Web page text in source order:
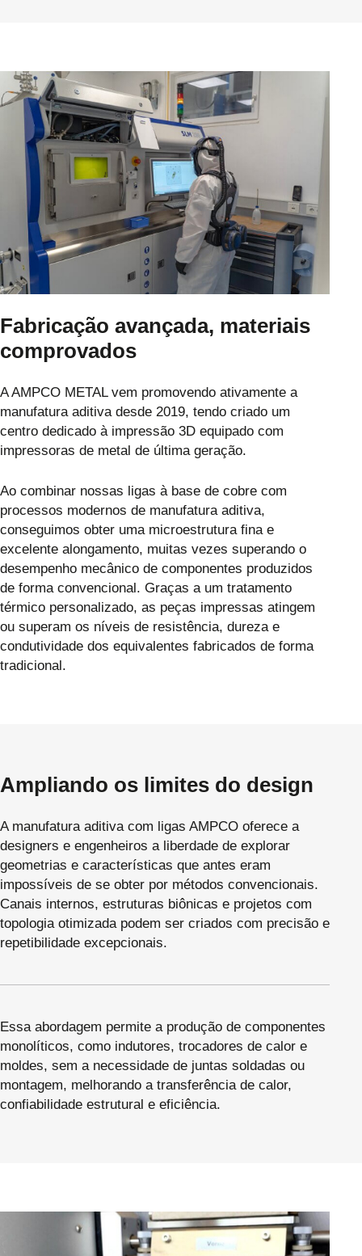
Fabricação avançada, materiais
comprovados
A AMPCO METAL vem promovendo ativamente a
manufatura aditiva desde 2019, tendo criado um
centro dedicado à impressão 3D equipado com
impressoras de metal de última geração.
Ao combinar nossas ligas à base de cobre com
processos modernos de manufatura aditiva,
conseguimos obter uma microestrutura fina e
excelente alongamento, muitas vezes superando o
desempenho mecânico de componentes produzidos
de forma convencional. Graças a um tratamento
térmico personalizado, as peças impressas atingem
ou superam os níveis de resistência, dureza e
condutividade dos equivalentes fabricados de forma
tradicional.
Ampliando os limites do design
A manufatura aditiva com ligas AMPCO oferece a
designers e engenheiros a liberdade de explorar
geometrias e características que antes eram
impossíveis de se obter por métodos convencionais.
Canais internos, estruturas biônicas e projetos com
topologia otimizada podem ser criados com precisão e
repetibilidade excepcionais.
Essa abordagem permite a produção de componentes
monolíticos, como indutores, trocadores de calor e
moldes, sem a necessidade de juntas soldadas ou
montagem, melhorando a transferência de calor,
confiabilidade estrutural e eficiência.